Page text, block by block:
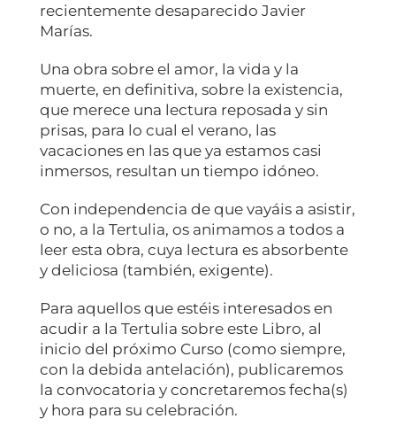
recientemente desaparecido Javier
Marías.
Una obra sobre el amor, la vida y la
muerte, en definitiva, sobre la existencia,
que merece una lectura reposada y sin
prisas, para lo cual el verano, las
vacaciones en las que ya estamos casi
inmersos, resultan un tiempo idóneo.
Con independencia de que vayáis a asistir,
o no, a la Tertulia, os animamos a todos a
leer esta obra, cuya lectura es absorbente
y deliciosa (también, exigente).
Para aquellos que estéis interesados en
acudir a la Tertulia sobre este Libro, al
inicio del próximo Curso (como siempre,
con la debida antelación), publicaremos
la convocatoria y concretaremos fecha(s)
y hora para su celebración.